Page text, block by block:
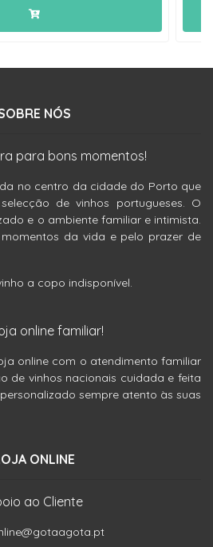
NÓS
para bons momentos!
no centro da cidade do Porto que
de vinhos portugueses. O
e o ambiente familiar e intimista.
da vida e pelo prazer de
a copo indisponível.
online familiar!
online com o atendimento familiar
de vinhos nacionais cuidada e feita
sempre atento às suas
ONLINE
ao Cliente